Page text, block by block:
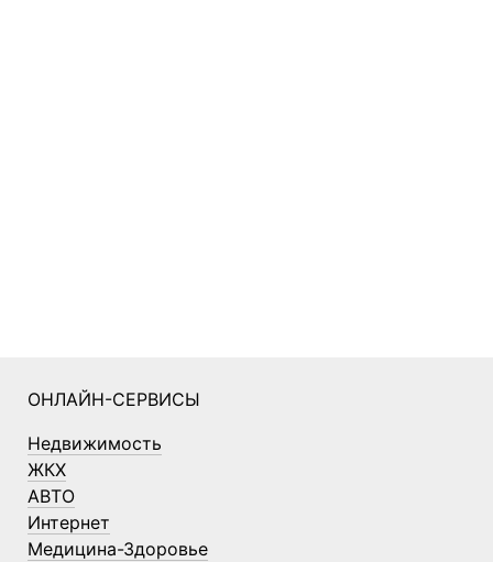
ОНЛАЙН-СЕРВИСЫ
Недвижимость
ЖКХ
АВТО
Интернет
Медицина-Здоровье